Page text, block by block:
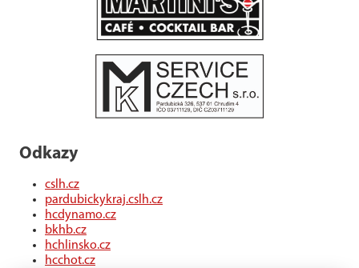
Odkazy
cslh.cz
pardubickykraj.cslh.cz
hcdynamo.cz
bkhb.cz
hchlinsko.cz
hcchot.cz